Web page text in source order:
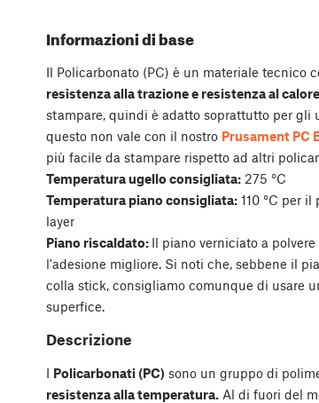
Informazioni di base
Il Policarbonato (PC) è un materiale tecnico
resistenza alla trazione e resistenza al calore
stampare, quindi è adatto soprattutto per gli
questo non vale con il nostro Prusament PC
più facile da stampare rispetto ad altri
Temperatura ugello consigliata: 275 °C
Temperatura piano consigliata: 110 °C per il
layer
Piano riscaldato: Il piano verniciato a
l'adesione migliore. Si noti che, sebbene il
colla stick, consigliamo comunque di usare
superfice.
Descrizione
I Policarbonati (PC) sono un gruppo di
resistenza alla temperatura. Al di fuori del